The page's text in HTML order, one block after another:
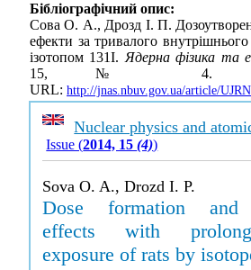
Бібліографічний опис:
Сова О. А., Дрозд І. П.
ефекти за тривалого
ізотопом 131І. Ядерна фізика та
15, № 4. С.
URL: http://jnas.nbuv.gov.ua/article/
Nuclear physics and
Issue (2014, 15(4))
Sova O. A., Drozd I. P.
Dose formation and
effects with
exposure of rats by